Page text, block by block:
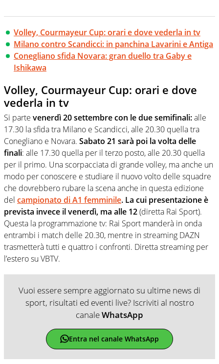
Volley, Courmayeur Cup: orari e dove vederla in tv
Milano contro Scandicci: in panchina Lavarini e Antiga
Conegliano sfida Novara: gran duello tra Gaby e
Ishikawa
Volley, Courmayeur Cup: orari e dove
vederla in tv
Si parte venerdì 20 settembre con le due semifinali:alle
17.30 la sfida tra Milano e Scandicci, alle 20.30 quella tra
Conegliano e Novara. Sabato 21 sarà poi la volta delle
finali: alle 17.30 quella per il terzo posto, alle 20.30 quella
per il primo. Una scorpacciata di grande volley, ma anche un
modo per conoscere e studiare il nuovo volto delle squadre
che dovrebbero rubare la scena anche in questa edizione
del campionato di A1 femminile. La cui presentazione è
prevista invece il venerdì, ma alle 12(diretta Rai Sport).
Questa la programmazione tv: Rai Sport manderà in onda
entrambi i match delle 20.30, mentre in streaming DAZN
trasmetterà tutti e quattro i confronti. Diretta streaming per
l’estero su VBTV.
Vuoi essere sempre aggiornato su ultime news di
sport, risultati ed eventi live? Iscriviti al nostro
canaleWhatsApp
Entra nel canale WhatsApp